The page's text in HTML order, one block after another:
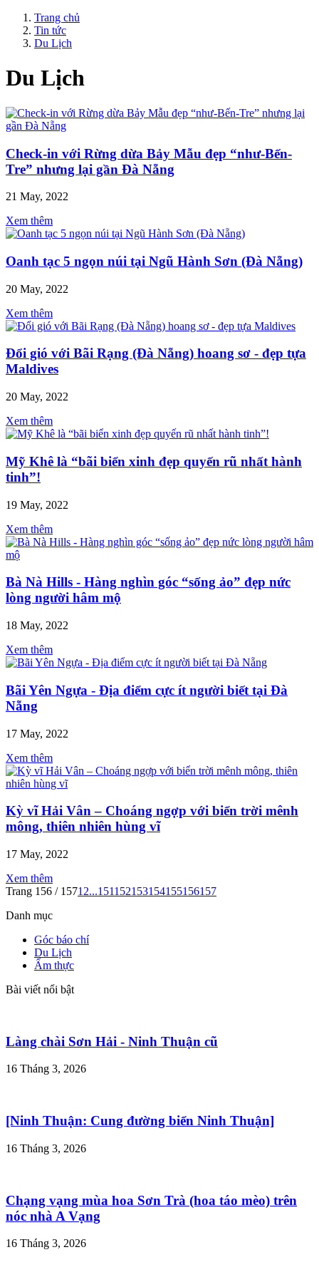
Trang chủ
Tin tức
Du Lịch
Du Lịch
Check-in với Rừng dừa Bảy Mẫu đẹp “như-Bến-
Tre” nhưng lại gần Đà Nẵng
21 May, 2022
Xem thêm
Oanh tạc 5 ngọn núi tại Ngũ Hành Sơn (Đà Nẵng)
20 May, 2022
Xem thêm
Đổi gió với Bãi Rạng (Đà Nẵng) hoang sơ - đẹp tựa
Maldives
20 May, 2022
Xem thêm
Mỹ Khê là “bãi biển xinh đẹp quyến rũ nhất hành
tinh”!
19 May, 2022
Xem thêm
Bà Nà Hills - Hàng nghìn góc “sống ảo” đẹp nức
lòng người hâm mộ
18 May, 2022
Xem thêm
Bãi Yên Ngựa - Địa điểm cực ít người biết tại Đà
Nẵng
17 May, 2022
Xem thêm
Kỳ vĩ Hải Vân – Choáng ngợp với biển trời mênh
mông, thiên nhiên hùng vĩ
17 May, 2022
Xem thêm
Trang 156 / 1571 2...151152153154155156157
Danh mục
Góc báo chí
Du Lịch
Ẩm thực
Bài viết nổi bật
Làng chài Sơn Hải - Ninh Thuận cũ
16 Tháng 3, 2026
[Ninh Thuận: Cung đường biển Ninh Thuận]
16 Tháng 3, 2026
Chạng vạng mùa hoa Sơn Trà (hoa táo mèo) trên
nóc nhà A Vạng
16 Tháng 3, 2026